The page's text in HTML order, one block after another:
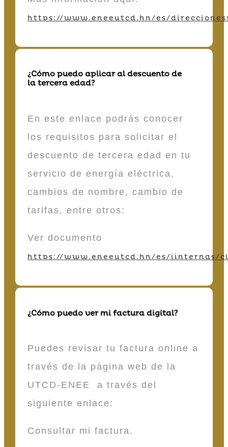
https://www.eneeutcd.hn/es/
¿Cómo puedo aplicar al descuento de
la tercera edad?
En este enlace podrás conocer
los requisitos para solicitar el
descuento de tercera edad en tu
servicio de energía eléctrica,
cambios de nombre, cambio de
tarifas, entre otros:
Ver documento
https://www.eneeutcd.hn/es/iinternas/
¿Cómo puedo ver mi factura digital?
Puedes revisar tu factura online a
través de la página web de la
UTCD-ENEE a través del
siguiente enlace:
Consultar mi factura.